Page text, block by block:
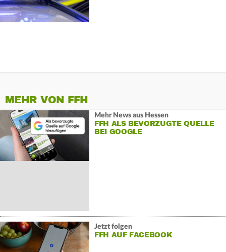
MEHR VON FFH
Mehr News aus Hessen
FFH ALS BEVORZUGTE QUELLE
BEI GOOGLE
Jetzt folgen
FFH AUF FACEBOOK